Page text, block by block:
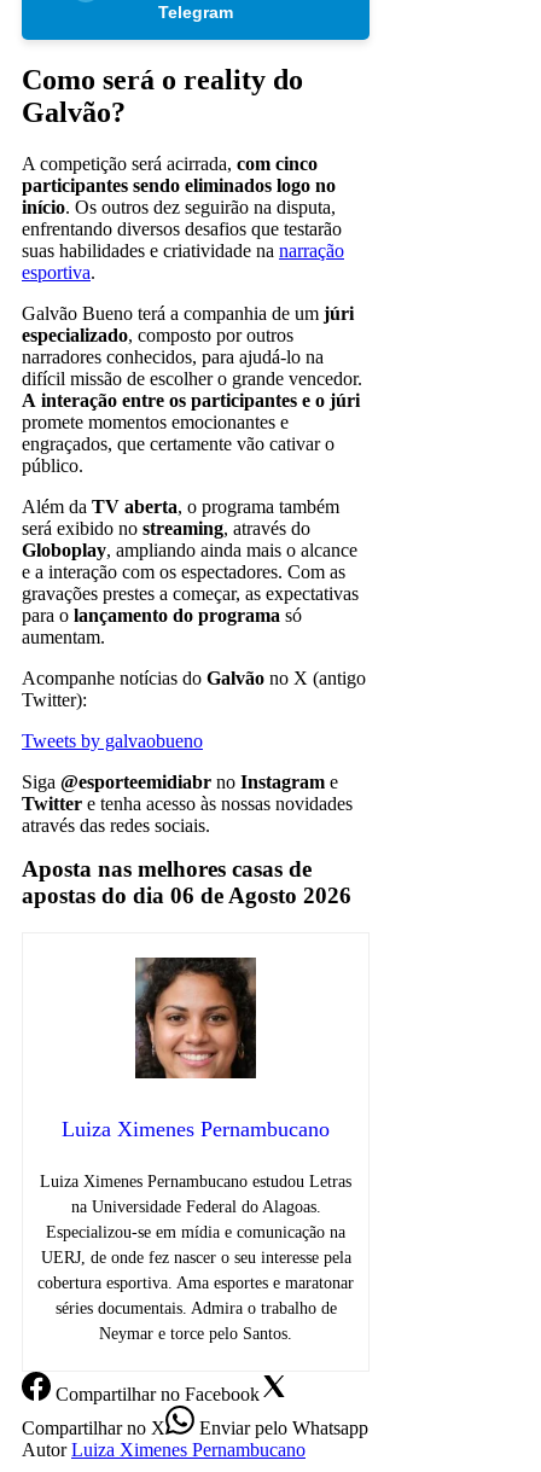
Telegram
Como será o reality do
Galvão?
A competição será acirrada, com cinco
participantes sendo eliminados logo no
início. Os outros dez seguirão na disputa,
enfrentando diversos desafios que testarão
suas habilidades e criatividade na narração
esportiva.
Galvão Bueno terá a companhia de um júri
especializado, composto por outros
narradores conhecidos, para ajudá-lo na
difícil missão de escolher o grande vencedor.
A interação entre os participantes e o júri
promete momentos emocionantes e
engraçados, que certamente vão cativar o
público.
Além da TV aberta, o programa também
será exibido no streaming, através do
Globoplay, ampliando ainda mais o alcance
e a interação com os espectadores. Com as
gravações prestes a começar, as expectativas
para o lançamento do programa só
aumentam.
Acompanhe notícias do Galvão no X (antigo
Twitter):
Tweets by galvaobueno
Siga @esporteemidiabr no Instagram e
Twitter e tenha acesso às nossas novidades
através das redes sociais.
Aposta nas melhores casas de
apostas do dia 06 de Agosto 2026
Luiza Ximenes Pernambucano
Luiza Ximenes Pernambucano estudou Letras
na Universidade Federal do Alagoas.
Especializou-se em mídia e comunicação na
UERJ, de onde fez nascer o seu interesse pela
cobertura esportiva. Ama esportes e maratonar
séries documentais. Admira o trabalho de
Neymar e torce pelo Santos.
Compartilharno Facebook
Compartilharno X Enviarpelo Whatsapp
Autor Luiza Ximenes Pernambucano